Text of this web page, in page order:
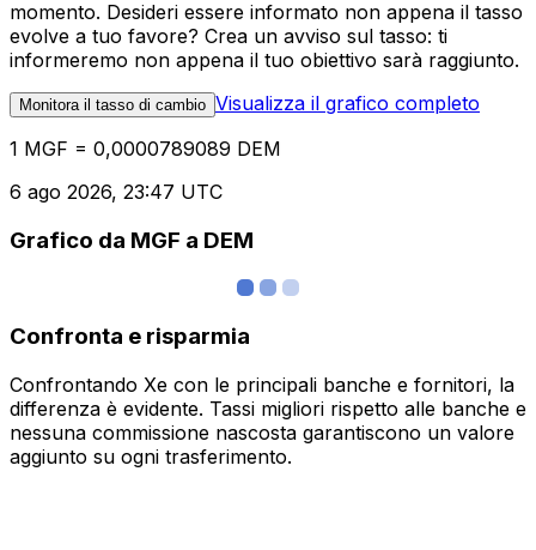
momento. Desideri essere informato non appena il tasso
evolve a tuo favore? Crea un avviso sul tasso: ti
informeremo non appena il tuo obiettivo sarà raggiunto.
Monitora il tasso di cambio Visualizza il grafico completo
1 MGF = 0,0000789089 DEM
6 ago 2026, 23:47 UTC
Grafico da MGF a DEM
Confronta e risparmia
Confrontando Xe con le principali banche e fornitori, la
differenza è evidente. Tassi migliori rispetto alle banche e
nessuna commissione nascosta garantiscono un valore
aggiunto su ogni trasferimento.